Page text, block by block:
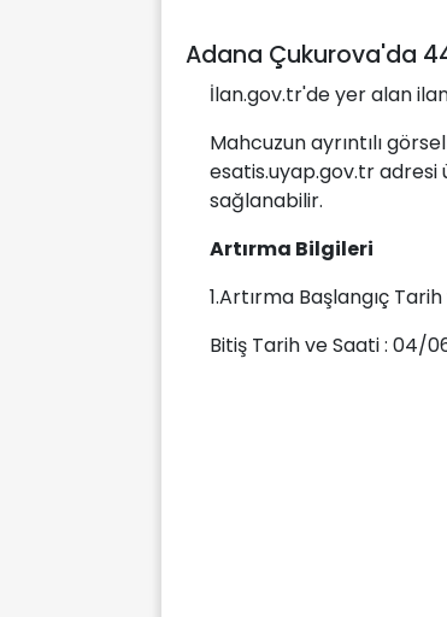
Adana Çukurova'da
İlan.gov.tr'de yer alan
Mahcuzun ayrıntılı
esatis.uyap.gov.tr adresi
sağlanabilir.
Artırma Bilgileri
1.Artırma Başlangıç
Bitiş Tarih ve Saati : 04/